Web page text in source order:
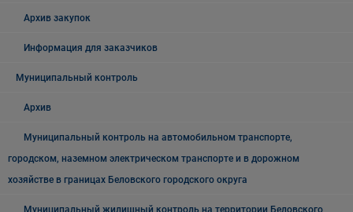
Архив закупок
Информация для заказчиков
Муниципальный контроль
Архив
Муниципальный контроль на автомобильном транспорте,
городском, наземном электрическом транспорте и в дорожном
хозяйстве в границах Беловского городского округа
Муниципальный жилищный контроль на территории Беловского